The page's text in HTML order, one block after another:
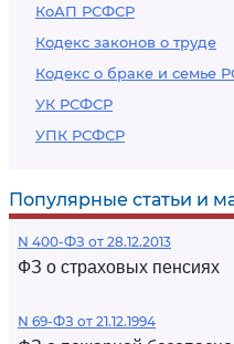
КоАП РСФСР
Кодекс законов о труде
Кодекс о браке и семье
УК РСФСР
УПК РСФСР
Популярные статьи и
N 400-ФЗ от 28.12.2013
ФЗ о страховых пенсиях
N 69-ФЗ от 21.12.1994